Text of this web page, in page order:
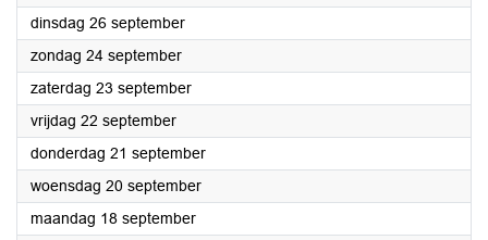
dinsdag 26 september2023
zondag 24 september2023
zaterdag 23 september2023
vrijdag 22 september2023
donderdag 21 september2023
woensdag 20 september2023
maandag 18 september2023